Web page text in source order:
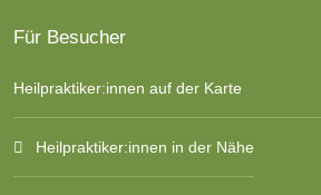
Für Besucher
Heilpraktiker:innen auf der Karte
Heilpraktiker:innen in der Nähe